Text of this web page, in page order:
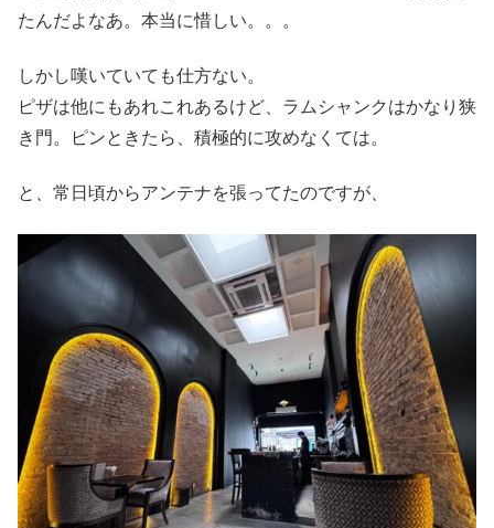
たんだよなあ。本当に惜しい。。。
しかし嘆いていても仕方ない。
ピザは他にもあれこれあるけど、ラムシャンクはかなり狭
き門。ピンときたら、積極的に攻めなくては。
と、常日頃からアンテナを張ってたのですが、